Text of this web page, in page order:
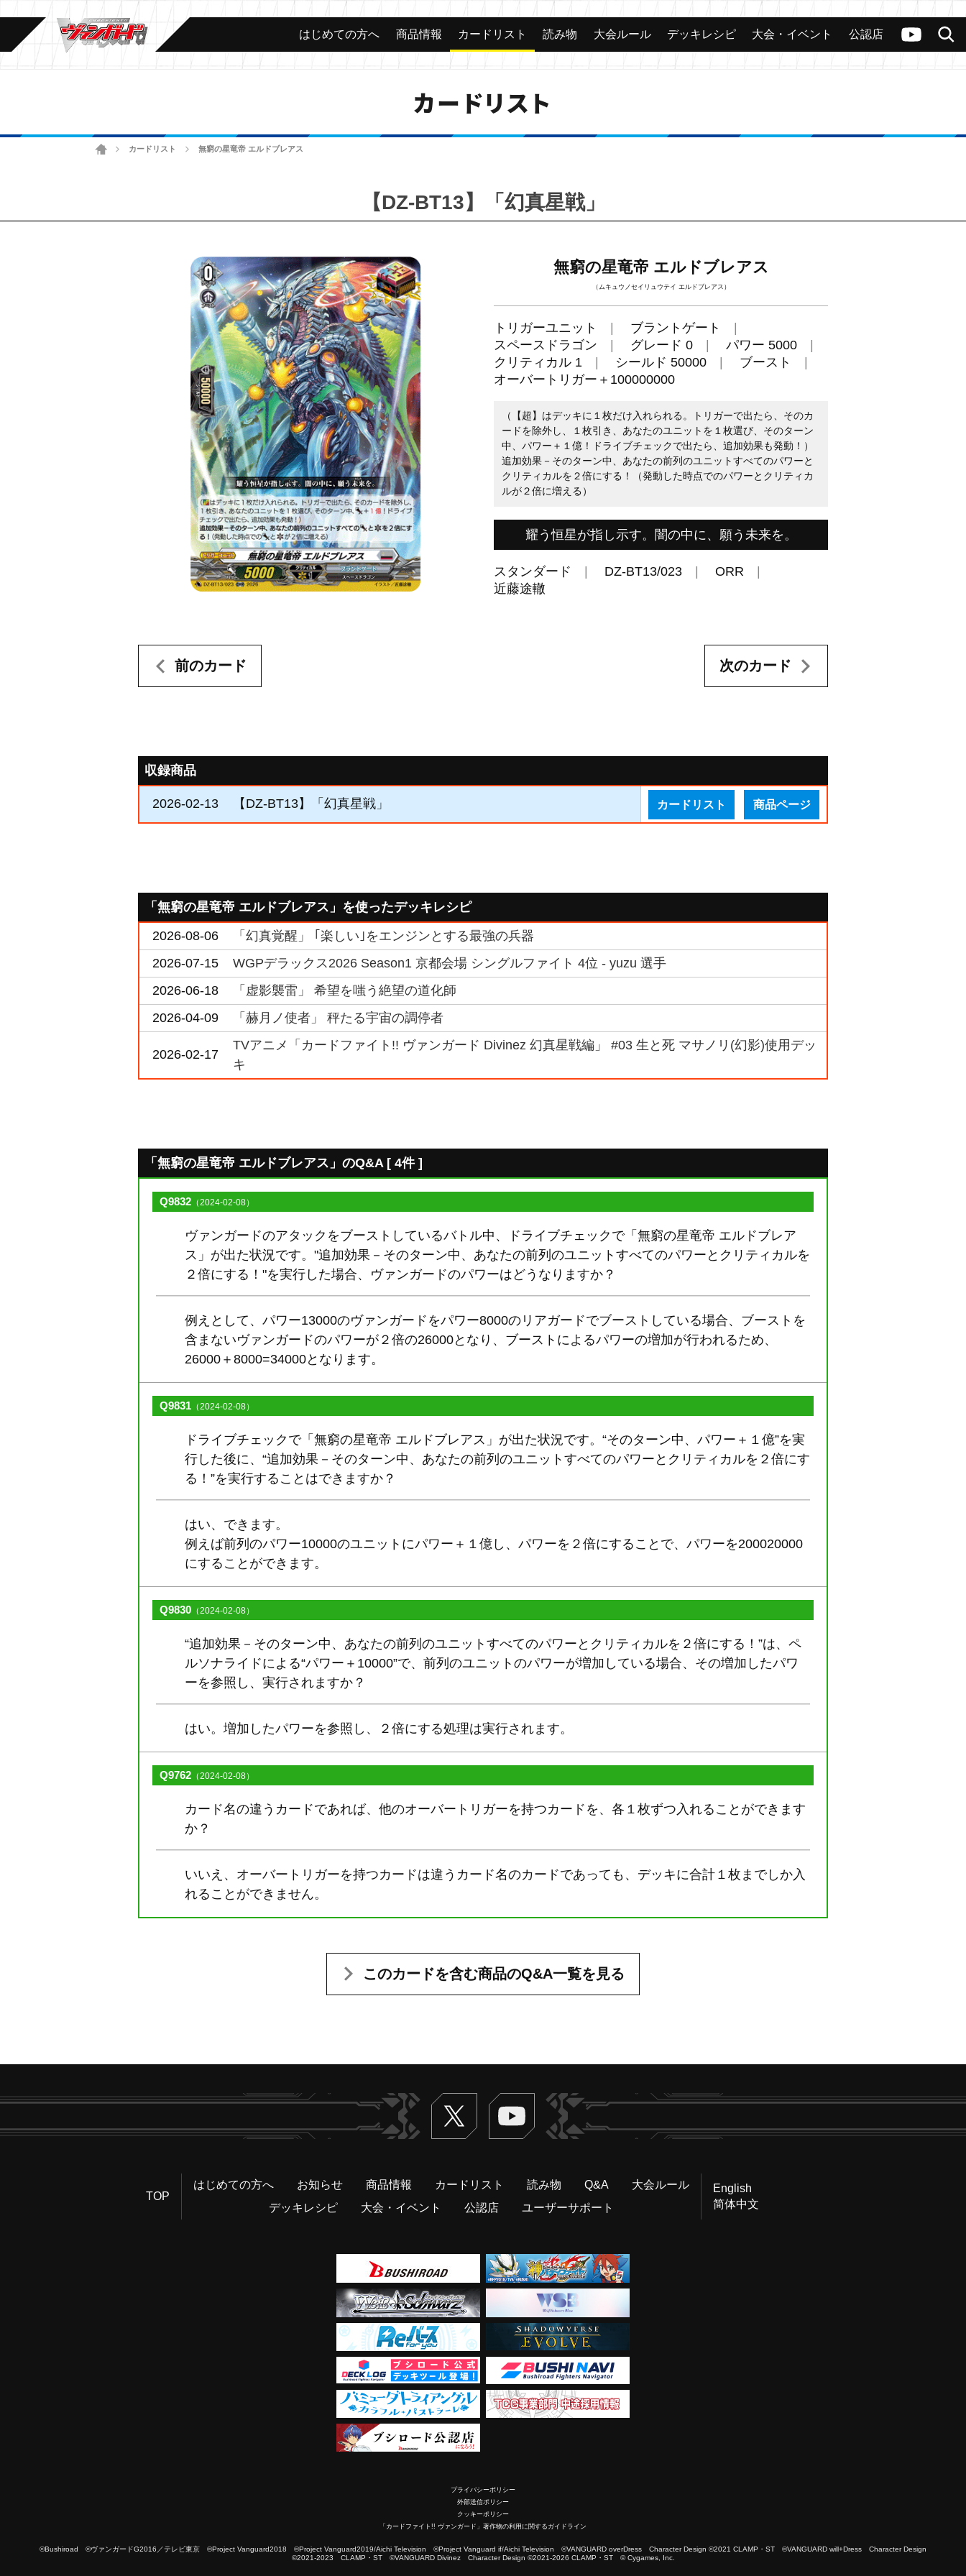
ヴァンガードch
検索
カード 大会 公認店舗 その他
はじめての方へ 商品情報 カードリスト 読み物 大会ルール デッキレシピ 大会・イベント 公認店
カードリスト
ホームカードリスト 無窮の星竜帝 エルドブレアス
【DZ-BT13】「幻真星戦」
無窮の星竜帝 エルドブレアス
（ムキュウノセイリュウテイ エルドブレアス）
トリガーユニット
ブラントゲート
スペースドラゴン
グレード 0
パワー 5000
クリティカル 1
シールド 50000
ブースト
オーバートリガー＋100000000
（【超】はデッキに１枚だけ入れられる。トリガーで出たら、そのカ
ードを除外し、１枚引き、あなたのユニットを１枚選び、そのターン
中、パワー＋１億！ドライブチェックで出たら、追加効果も発動！）
追加効果－そのターン中、あなたの前列のユニットすべてのパワーと
クリティカルを２倍にする！（発動した時点でのパワーとクリティカ
ルが２倍に増える）
耀う恒星が指し示す。闇の中に、願う未来を。
スタンダード DZ-BT13/023
ORR
近藤途轍
前のカード 次のカード
収録商品
2026-02-13 【DZ-BT13】「幻真星戦」 カードリスト 商品ページ
「無窮の星竜帝 エルドブレアス」を使ったデッキレシピ
2026-08-06
「幻真覚醒」 ｢楽しい｣をエンジンとする最強の兵器
2026-07-15
WGPデラックス2026 Season1 京都会場 シングルファイト 4位 - yuzu 選手
2026-06-18
「虚影襲雷」 希望を嗤う絶望の道化師
2026-04-09
「赫月ノ使者」 秤たる宇宙の調停者
2026-02-17
TVアニメ「カードファイト!! ヴァンガード Divinez 幻真星戦編」 #03 生と死 マサノリ(幻影)使用デッ
キ
「無窮の星竜帝 エルドブレアス」のQ&A [ 4件 ]
Q9832 （2024-02-08）
ヴァンガードのアタックをブーストしているバトル中、ドライブチェックで「無窮の星竜帝 エルドブレア
ス」が出た状況です。"追加効果－そのターン中、あなたの前列のユニットすべてのパワーとクリティカルを
２倍にする！"を実行した場合、ヴァンガードのパワーはどうなりますか？
例えとして、パワー13000のヴァンガードをパワー8000のリアガードでブーストしている場合、ブーストを
含まないヴァンガードのパワーが２倍の26000となり、ブーストによるパワーの増加が行われるため、
26000＋8000=34000となります。
Q9831 （2024-02-08）
ドライブチェックで「無窮の星竜帝 エルドブレアス」が出た状況です。“そのターン中、パワー＋１億”を実
行した後に、“追加効果－そのターン中、あなたの前列のユニットすべてのパワーとクリティカルを２倍にす
る！”を実行することはできますか？
はい、できます。
例えば前列のパワー10000のユニットにパワー＋１億し、パワーを２倍にすることで、パワーを200020000
にすることができます。
Q9830 （2024-02-08）
“追加効果－そのターン中、あなたの前列のユニットすべてのパワーとクリティカルを２倍にする！”は、ペ
ルソナライドによる“パワー＋10000”で、前列のユニットのパワーが増加している場合、その増加したパワ
ーを参照し、実行されますか？
はい。増加したパワーを参照し、２倍にする処理は実行されます。
Q9762 （2024-02-08）
カード名の違うカードであれば、他のオーバートリガーを持つカードを、各１枚ずつ入れることができます
か？
いいえ、オーバートリガーを持つカードは違うカード名のカードであっても、デッキに合計１枚までしか入
れることができません。
このカードを含む商品のQ&A一覧を見る
Twitter ヴァンガードch
TOP
はじめての方へ お知らせ 商品情報 カードリスト 読み物 Q&A
大会ルール
デッキレシピ
大会・イベント 公認店 ユーザーサポート
English
简体中文
プライバシーポリシー
外部送信ポリシー
クッキーポリシー
「カードファイト!! ヴァンガード」著作物の利用に関するガイドライン
©Bushiroad ©ヴァンガードG2016／テレビ東京 ©Project Vanguard2018 ©Project Vanguard2019/Aichi Television ©Project Vanguard if/Aichi Television ©VANGUARD overDress Character Design ©2021 CLAMP・ST ©VANGUARD will+Dress Character Design
©2021-2023 CLAMP・ST ©VANGUARD Divinez Character Design ©2021-2026 CLAMP・ST © Cygames, Inc.